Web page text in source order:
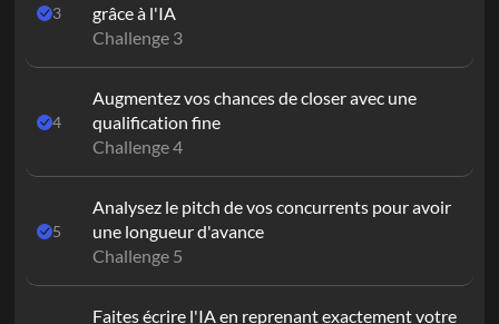
3
grâce à l'IA
Challenge 3
4
Augmentez vos chances de closer avec une
qualification fine
Challenge 4
5
Analysez le pitch de vos concurrents pour avoir
une longueur d'avance
Challenge 5
Faites écrire l'IA en reprenant exactement votre